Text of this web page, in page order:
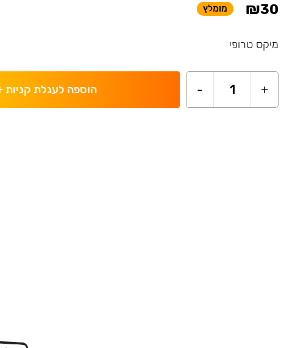
₪30 מומלץ
מיקס טרופי
+
1
- הוספה לעגלת קניות